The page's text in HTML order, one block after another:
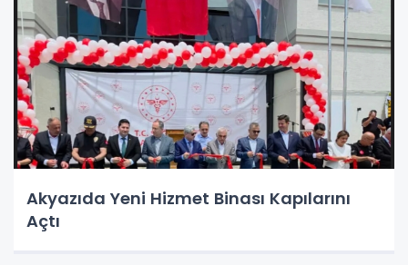
Akyazıda Yeni Hizmet Binası Kapılarını
Açtı